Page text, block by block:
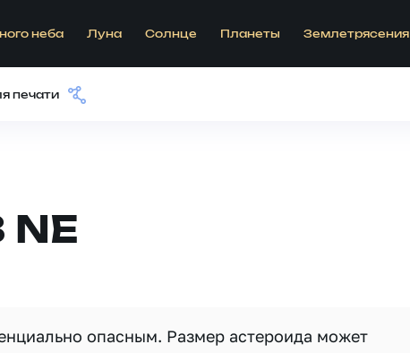
неба Луна Солнце Планеты Землетрясения
печати
NE
опасным. Размер астероида может